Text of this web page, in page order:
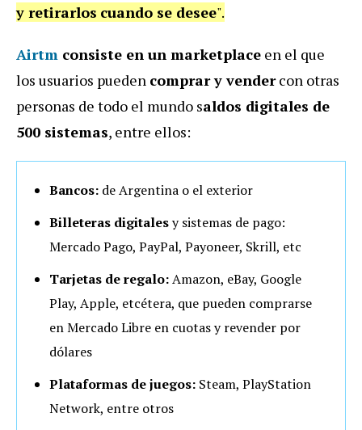
y retirarlos cuando se desee".
Airtm consiste en un marketplace en el que
los usuarios pueden comprar y vendercon otras
personas de todo el mundo saldos digitales de
500 sistemas, entre ellos:
Bancos: de Argentina o el exterior
Billeteras digitalesy sistemas de pago:
Mercado Pago, PayPal, Payoneer, Skrill, etc
Tarjetas de regalo:Amazon, eBay, Google
Play, Apple, etcétera, que pueden comprarse
en Mercado Libre en cuotas y revender por
dólares
Plataformas de juegos: Steam, PlayStation
Network, entre otros